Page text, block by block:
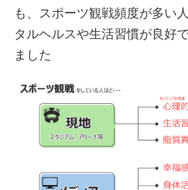
も、スポーツ観戦頻度が多い
タルヘルスや生活習慣が良好
ました